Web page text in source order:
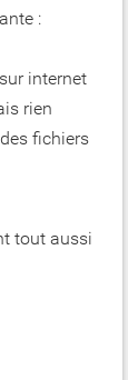
:
internet
rien
fichiers
tout aussi